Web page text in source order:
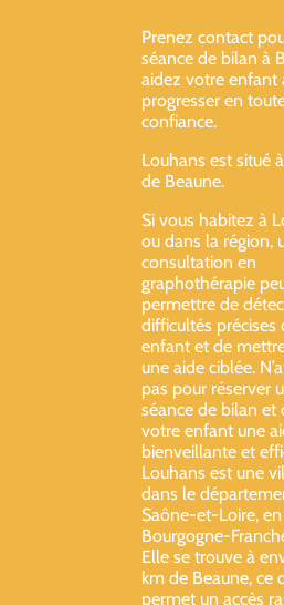
Prenez contact
séance de bilan à
aidez votre enfant
progresser en
confiance.
Louhans est situé
de Beaune.
Si vous habitez à
ou dans la région,
consultation en
graphothérapie
permettre de
difficultés précises
enfant et de
une aide ciblée.
pas pour réserver
séance de bilan et
votre enfant une
bienveillante et
Louhans est une
dans le
Saône-et-Loire, en
Bourgogne-
Elle se trouve à
km de Beaune, ce
permet un accès